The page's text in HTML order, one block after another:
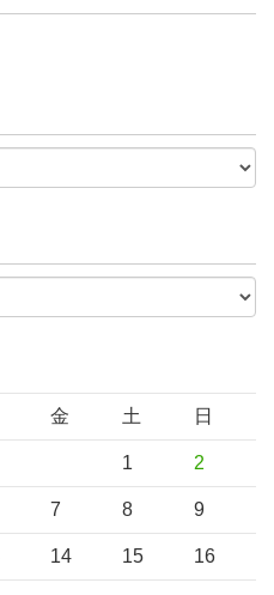
金 土 日
1 2
7 8 9
14 15 16